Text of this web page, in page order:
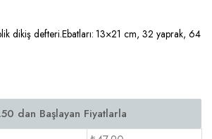
dikiş defteri.Ebatları: 13×21 cm, 32 yaprak, 64